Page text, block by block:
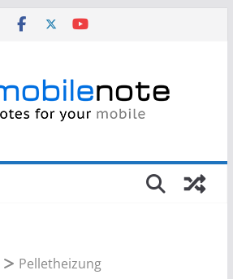
Pelletheizung